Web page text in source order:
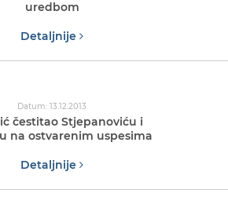
uredbom
Detaljnije
Datum: 13.12.2013
čestitao Stjepanoviću i
na ostvarenim uspesima
Detaljnije